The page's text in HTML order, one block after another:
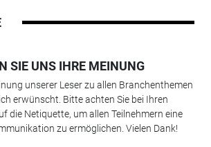
SIE UNS IHRE MEINUNG
unserer Leser zu allen Branchenthemen
erwünscht. Bitte achten Sie bei Ihren
die Netiquette, um allen Teilnehmern eine
zu ermöglichen. Vielen Dank!